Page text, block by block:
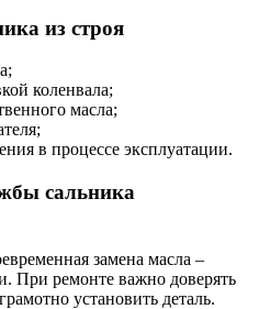
из строя
коленвала;
масла;
в процессе эксплуатации.
сальника
замена масла –
При ремонте важно доверять
установить деталь.